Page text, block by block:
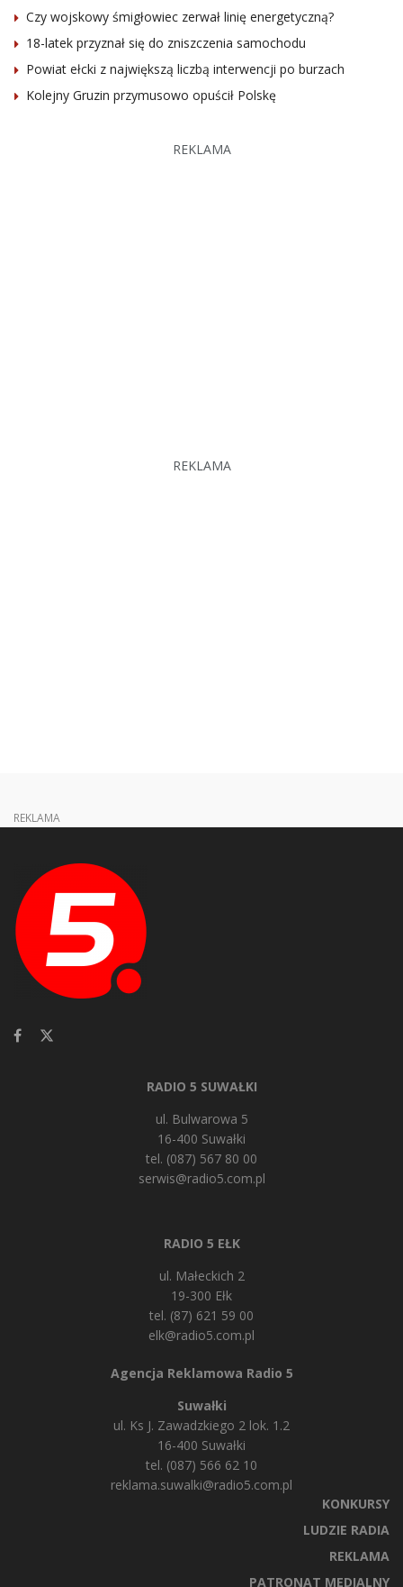
Czy wojskowy śmigłowiec zerwał linię energetyczną?
18-latek przyznał się do zniszczenia samochodu
Powiat ełcki z największą liczbą interwencji po burzach
Kolejny Gruzin przymusowo opuścił Polskę
REKLAMA
REKLAMA
REKLAMA
RADIO 5 SUWAŁKI
ul. Bulwarowa 5
16-400 Suwałki
tel. (087) 567 80 00
serwis@radio5.com.pl
RADIO 5 EŁK
ul. Małeckich 2
19-300 Ełk
tel. (87) 621 59 00
elk@radio5.com.pl
Agencja Reklamowa Radio 5
Suwałki
ul. Ks J. Zawadzkiego 2 lok. 1.2
16-400 Suwałki
tel. (087) 566 62 10
reklama.suwalki@radio5.com.pl
KONKURSY
LUDZIE RADIA
REKLAMA
PATRONAT MEDIALNY